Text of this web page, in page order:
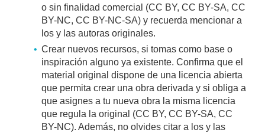
o sin finalidad comercial (CC BY, CC BY-SA, CC
BY-NC, CC BY-NC-SA) y recuerda mencionar a
los y las autoras originales.
Crear nuevos recursos, si tomas como base o
inspiración alguno ya existente. Confirma que el
material original dispone de una licencia abierta
que permita crear una obra derivada y si obliga a
que asignes a tu nueva obra la misma licencia
que regula la original (CC BY, CC BY-SA, CC
BY-NC). Además, no olvides citar a los y las